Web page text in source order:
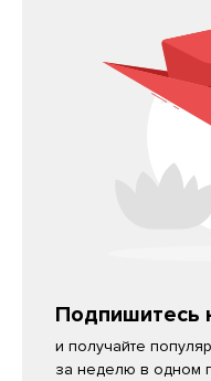
Подпишитесь
и получайте
за неделю в одном